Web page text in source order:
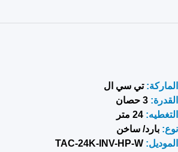
الماركة:تي سي ال
القدرة: 3 حصان
التغطيه: 24 متر
نوع: بارد/ ساخن
الموديل:
TAC-24K-INV-HP-W